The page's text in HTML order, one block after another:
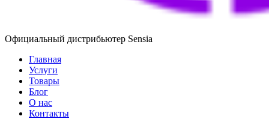
Официальный дистрибьютер Sensia
Главная
Услуги
Товары
Блог
О нас
Контакты